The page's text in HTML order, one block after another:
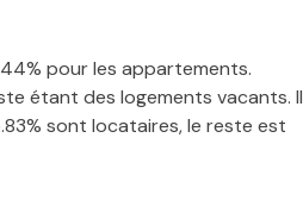
pour les appartements.
étant des logements vacants. Il
sont locataires, le reste est